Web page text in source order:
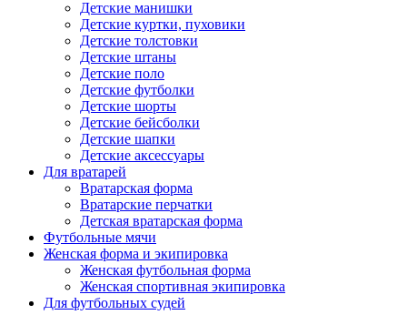
Детские манишки
Детские куртки, пуховики
Детские толстовки
Детские штаны
Детские поло
Детские футболки
Детские шорты
Детские бейсболки
Детские шапки
Детские аксессуары
Для вратарей
Вратарская форма
Вратарские перчатки
Детская вратарская форма
Футбольные мячи
Женская форма и экипировка
Женская футбольная форма
Женская спортивная экипировка
Для футбольных судей